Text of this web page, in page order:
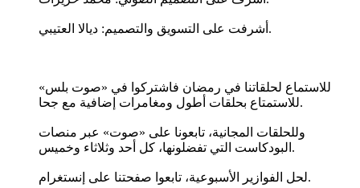
أشرفت على التسويق والتصميم: ديالا العتيبي.
للاستماع لحلقاتنا في رمضان فاشتركوا في «صوت بلس»
للاستمتاع بحلقات أطول ومغامرات إضافية مع جحا.
وللحلقات المجانية، تابعونا على «صوت» عبر منصات
البودكاست التي تفضلونها، كل أحد وثلاثاء وخميس.
لحل الفوازير الأسبوعية، تابعوا صفحتنا على إنستغرام.